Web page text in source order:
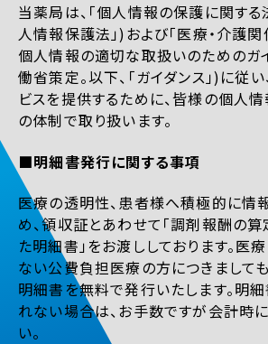
当薬局は、「個人情報の保護に関する
人情報保護法」)および「医療・介護
個人情報の適切な取扱いのためのガ
働省策定。以下、「ガイダンス」)に従
ビスを提供するために、皆様の個人
の体制で取り扱います。
■明細書発行に関する事項
医療の透明性、患者様へ積極的に情
め、領収証とあわせて「調剤報酬の
た明細書」をお渡ししております。医
ない公費負担医療の方につきまして
明細書を無料で発行いたします。明
れない場合は、お手数ですが会計時
い。